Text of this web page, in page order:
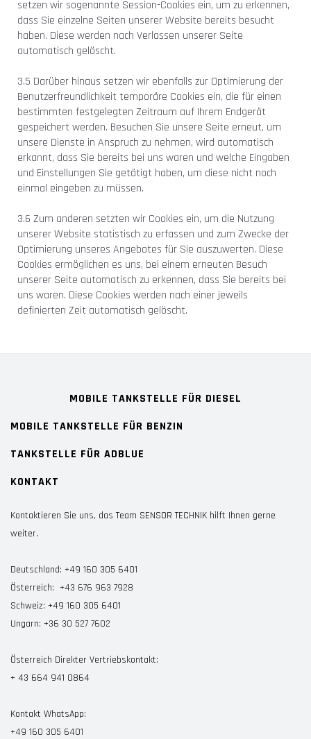
setzen wir sogenannte Session-Cookies ein, um zu erkennen,
dass Sie einzelne Seiten unserer Website bereits besucht
haben. Diese werden nach Verlassen unserer Seite
automatisch gelöscht.
3.5 Darüber hinaus setzen wir ebenfalls zur Optimierung der
Benutzerfreundlichkeit temporäre Cookies ein, die für einen
bestimmten festgelegten Zeitraum auf Ihrem Endgerät
gespeichert werden. Besuchen Sie unsere Seite erneut, um
unsere Dienste in Anspruch zu nehmen, wird automatisch
erkannt, dass Sie bereits bei uns waren und welche Eingaben
und Einstellungen Sie getätigt haben, um diese nicht noch
einmal eingeben zu müssen.
3.6 Zum anderen setzten wir Cookies ein, um die Nutzung
unserer Website statistisch zu erfassen und zum Zwecke der
Optimierung unseres Angebotes für Sie auszuwerten. Diese
Cookies ermöglichen es uns, bei einem erneuten Besuch
unserer Seite automatisch zu erkennen, dass Sie bereits bei
uns waren. Diese Cookies werden nach einer jeweils
definierten Zeit automatisch gelöscht.
MOBILE TANKSTELLE FÜR DIESEL
MOBILE TANKSTELLE FÜR BENZIN
TANKSTELLE FÜR ADBLUE
KONTAKT
Kontaktieren Sie uns, das Team SENSOR TECHNIK hilft Ihnen gerne
weiter.
Deutschland: +49 160 305 6401
Österreich: +43 676 963 7928
Schweiz: +49 160 305 6401
Ungarn: +36 30 527 7602
Österreich Direkter Vertriebskontakt:
+ 43 664 941 0864
Kontakt WhatsApp:
+49 160 305 6401